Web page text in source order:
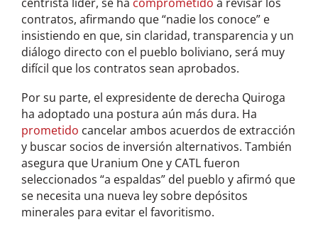
contratos, afirmando que “nadie los conoce” e
insistiendo en que, sin claridad, transparencia y un
diálogo directo con el pueblo boliviano, será muy
difícil que los contratos sean aprobados.
Por su parte, el expresidente de derecha Quiroga
ha adoptado una postura aún más dura. Ha
prometido cancelar ambos acuerdos de extracción
y buscar socios de inversión alternativos. También
asegura que Uranium One y CATL fueron
seleccionados “a espaldas” del pueblo y afirmó que
se necesita una nueva ley sobre depósitos
minerales para evitar el favoritismo.